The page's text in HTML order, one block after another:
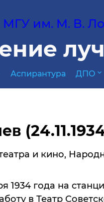
МГУ им. М. В.
Аспирантура ДПО expand_more
и кино,
года на
в Театр